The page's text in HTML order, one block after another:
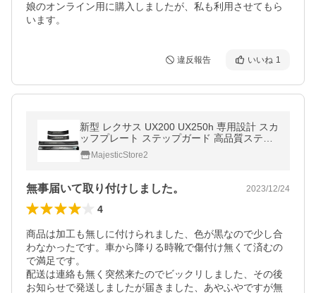
娘のオンライン用に購入しましたが、私も利用させてもら
います。
違反報告 いいね 1
新型 レクサス UX200 UX250h 専用設計 スカ
ッフプレート ステップガード 高品質ステン
レス製外側 ブラック ４枚フルセット 一年
保証つき
MajesticStore2
無事届いて取り付けしました。 2023/12/24
4
商品は加工も無しに付けられました、色が黒なので少し合
わなかったです。車から降りる時靴で傷付け無くて済むの
で満足です。
配送は連絡も無く突然来たのでビックリしました、その後
お知らせで発送しましたが届きました、あやふやですが無